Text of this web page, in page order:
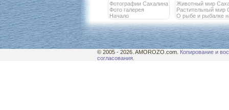
Фотографии Сахалина
Фото галерея
Начало
Животный мир
Растительный мир
О рыбе и рыбалке
© 2005 - 2026. AMOROZO.com. Копирование и
согласования.